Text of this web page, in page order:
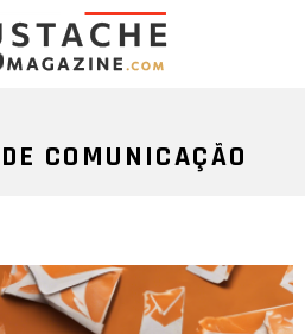
COMUNICAÇÃO